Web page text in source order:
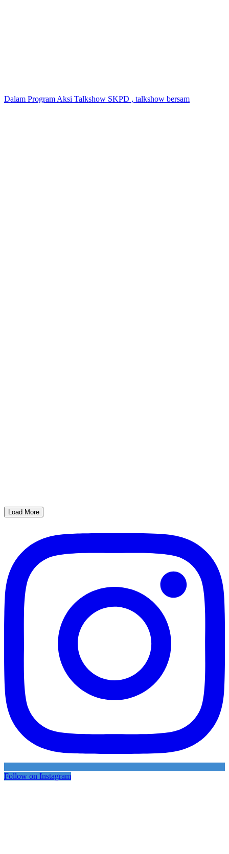
Dalam Program Aksi Talkshow SKPD , talkshow bersam
Load More
Follow on Instagram